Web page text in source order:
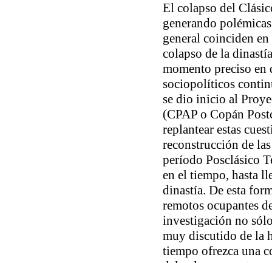
El colapso del
generando
general coinciden
colapso de la
momento preciso en
sociopolíticos
se dio inicio al
(CPAP o Copán
replantear estas
reconstrucción de
período Posclásico
en el tiempo, hasta
dinastía. De esta
remotos ocupantes
investigación no
muy discutido de la
tiempo ofrezca una